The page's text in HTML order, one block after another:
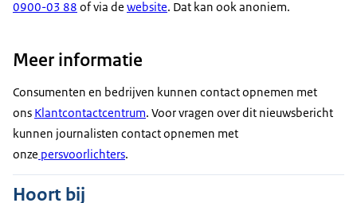
0900-03 88 of via de website. Dat kan ook anoniem.
Meer informatie
Consumenten en bedrijven kunnen contact opnemen met
ons Klantcontactcentrum. Voor vragen over dit nieuwsbericht
kunnen journalisten contact opnemen met
onze persvoorlichters.
Hoort bij